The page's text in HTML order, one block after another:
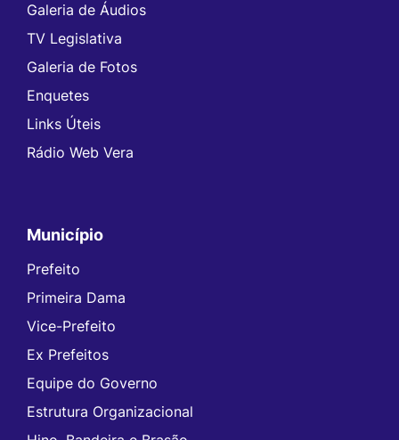
Galeria de Áudios
TV Legislativa
Galeria de Fotos
Enquetes
Links Úteis
Rádio Web Vera
Município
Prefeito
Primeira Dama
Vice-Prefeito
Ex Prefeitos
Equipe do Governo
Estrutura Organizacional